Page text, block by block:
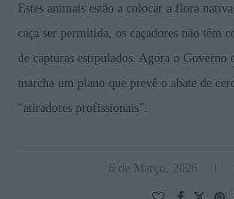
Estes animais estão a colocar a flora
caça ser permitida, os caçadores não têm
de capturas estipulados. Agora o
marcha um plano que prevê o abate de
“atiradores profissionais”.
6 de Março, 2026